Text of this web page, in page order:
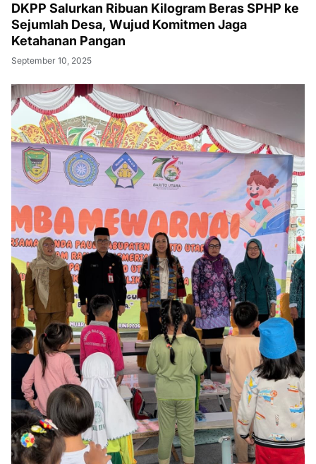
DKPP Salurkan Ribuan Kilogram Beras SPHP ke
Sejumlah Desa, Wujud Komitmen Jaga
Ketahanan Pangan
September 10, 2025